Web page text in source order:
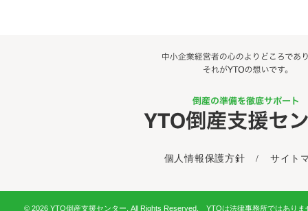
個人情報保護方針 / サイト
© 2026 YTO倒産支援センター. All Rights Reserved. YTOは法律事務所ではありま